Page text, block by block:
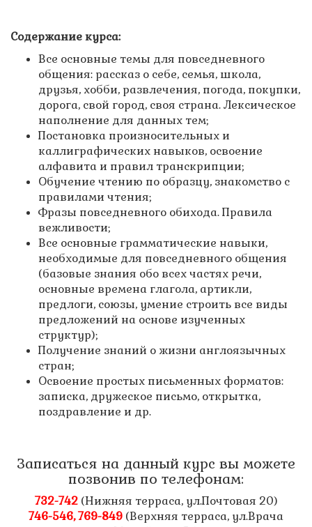
Содержание курса:
Все основные темы для повседневного
общения: рассказ о себе, семья, школа,
друзья, хобби, развлечения, погода, покупки,
дорога, свой город, своя страна. Лексическое
наполнение для данных тем;
Постановка произносительных и
каллиграфических навыков, освоение
алфавита и правил транскрипции;
Обучение чтению по образцу, знакомство с
правилами чтения;
Фразы повседневного обихода. Правила
вежливости;
Все основные грамматические навыки,
необходимые для повседневного общения
(базовые знания обо всех частях речи,
основные времена глагола, артикли,
предлоги, союзы, умение строить все виды
предложений на основе изученных
структур);
Получение знаний о жизни англоязычных
стран;
Освоение простых письменных форматов:
записка, дружеское письмо, открытка,
поздравление и др.
Записаться на данный курс вы можете
позвонив по телефонам:
732-742(Нижняя терраса, ул.Почтовая 20)
746-546, 769-849 (Верхняя терраса, ул.Врача